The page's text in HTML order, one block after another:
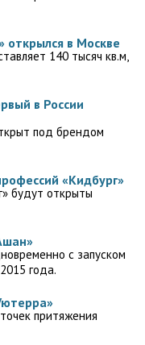
в Москве
140 тысяч кв.м,
в России
под брендом
«Кидбург»
будут открыты
с запуском
года.
притяжения